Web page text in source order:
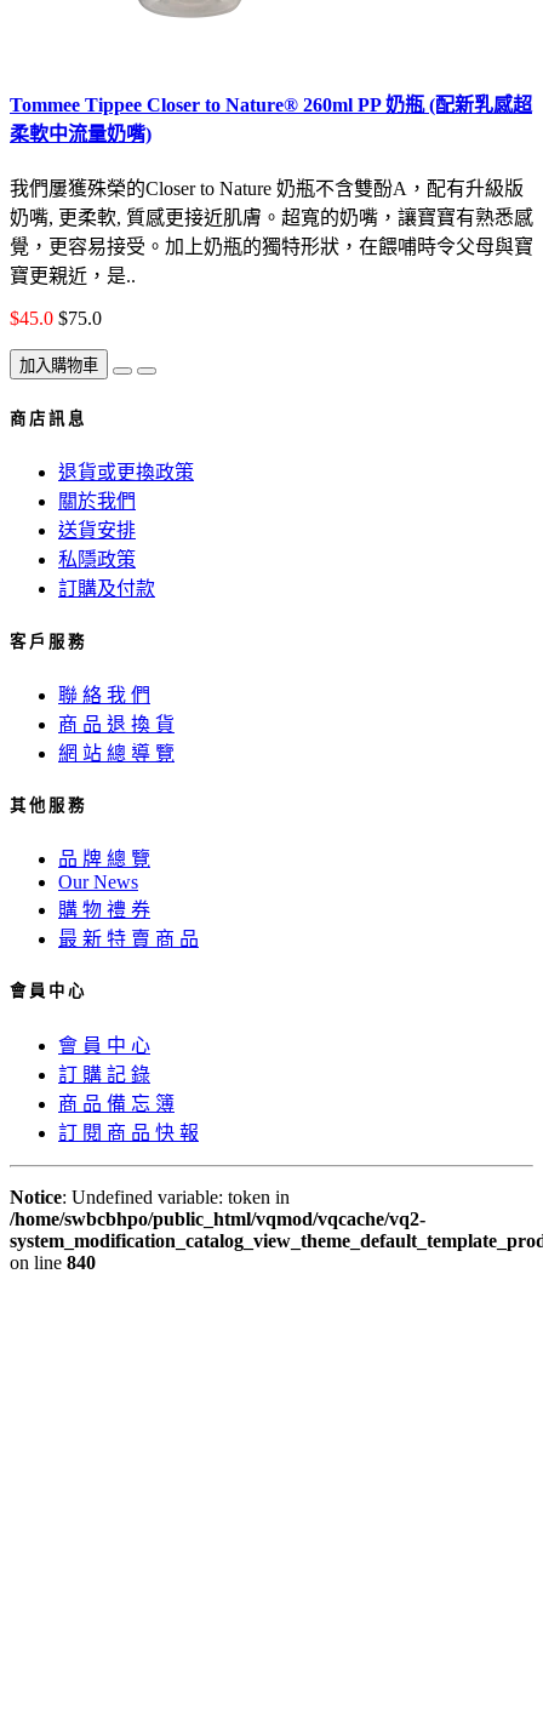
Tommee Tippee Closer to Nature® 260ml PP 奶瓶 (配新乳感超
柔軟中流量奶嘴)
我們屢獲殊榮的Closer to Nature 奶瓶不含雙酚A，配有升級版
奶嘴, 更柔軟, 質感更接近肌膚。超寬的奶嘴，讓寶寶有熟悉感
覺，更容易接受。加上奶瓶的獨特形狀，在餵哺時令父母與寶
寶更親近，是..
$45.0 $75.0
加入購物車
商 店 訊 息
退貨或更換政策
關於我們
送貨安排
私隱政策
訂購及付款
客 戶 服 務
聯 絡 我 們
商 品 退 換 貨
網 站 總 導 覽
其 他 服 務
品 牌 總 覽
Our News
購 物 禮 券
最 新 特 賣 商 品
會 員 中 心
會 員 中 心
訂 購 記 錄
商 品 備 忘 簿
訂 閱 商 品 快 報
Notice: Undefined variable: token in
/home/swbcbhpo/public_html/vqmod/vqcache/vq2-
on line 840